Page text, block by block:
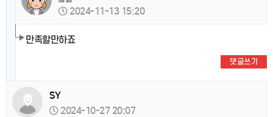
2024-11-13 15:20
만족할만하죠
댓글쓰기
SY
2024-10-27 20:07